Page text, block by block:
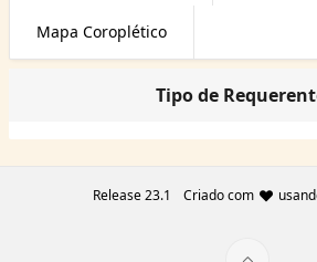
Mapa Coroplético
Tipo de
Release 23.1 Criado com